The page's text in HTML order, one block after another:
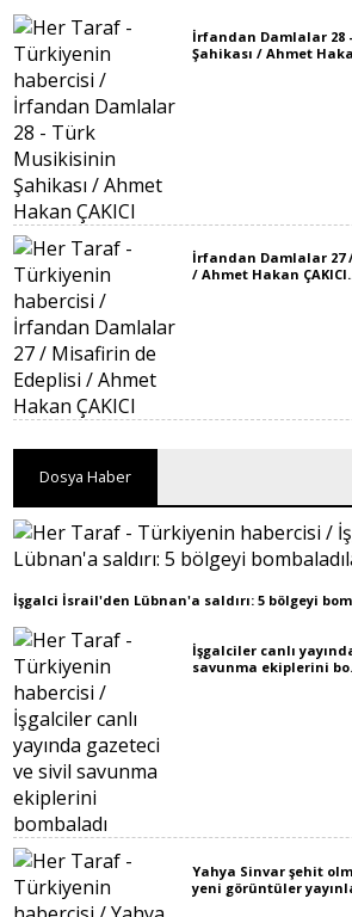
İrfandan Damlalar 28
Şahikası / Ahmet
İrfandan Damlalar 27
/ Ahmet Hakan
Dosya Haber
İşgalci İsrail'den Lübnan'a saldırı: 5 bölgeyi
İşgalciler canlı
savunma ekiplerini
Yahya Sinvar şehit
yeni görüntüler